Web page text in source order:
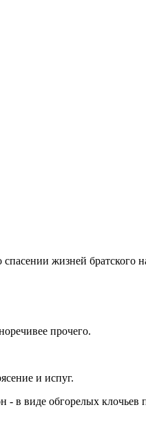
жизней братского
прочего.
и испуг.
- в виде обгорелых клочьев